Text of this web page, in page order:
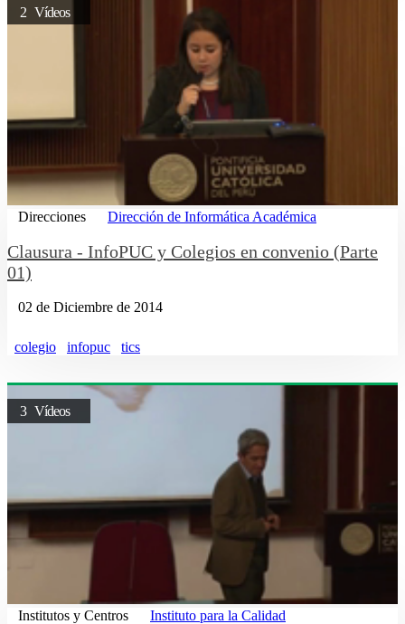
2 Vídeos
Direcciones Dirección de Informática Académica
Clausura - InfoPUC y Colegios en convenio (Parte
01)
02 de Diciembre de 2014
colegio infopuc tics
3 Vídeos
Institutos y Centros Instituto para la Calidad